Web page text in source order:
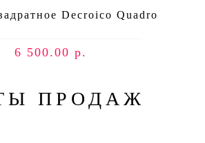
Decroico Quadro
6 500.00 р.
ПРОДАЖ